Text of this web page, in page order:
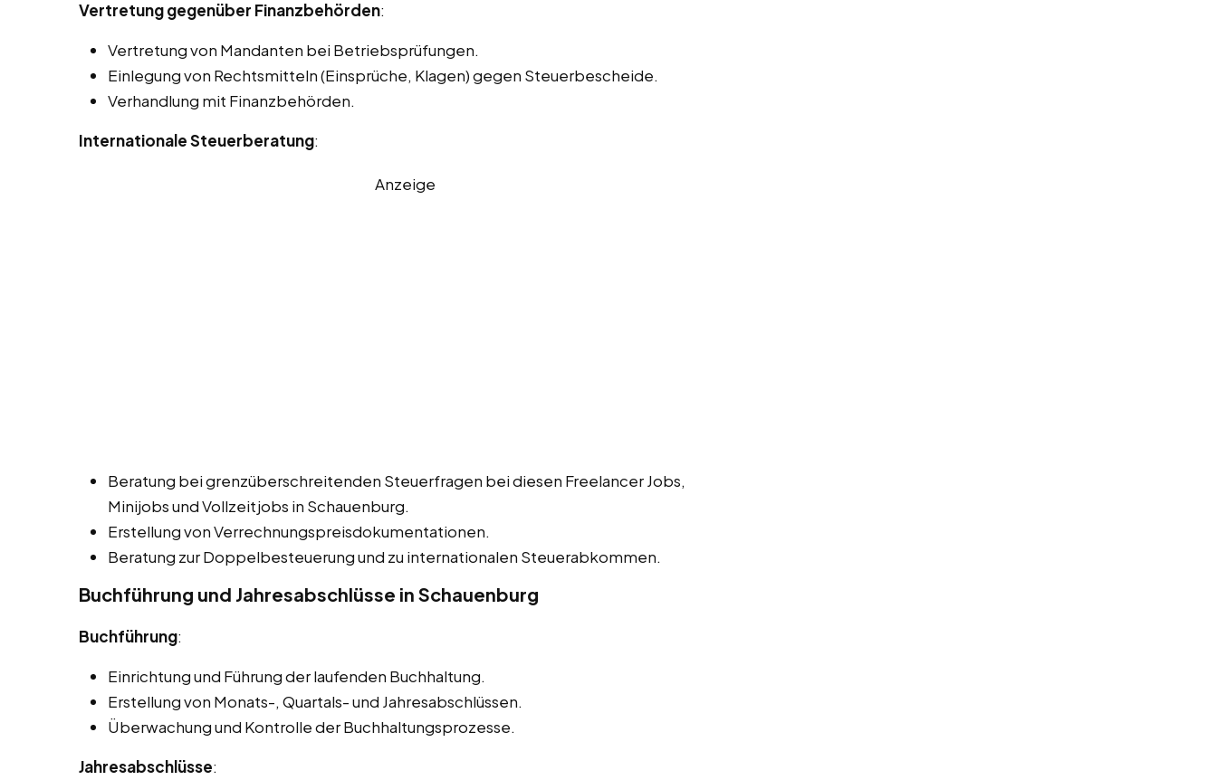
Vertretung gegenüber Finanzbehörden:
Vertretung von Mandanten bei Betriebsprüfungen.
Einlegung von Rechtsmitteln (Einsprüche, Klagen) gegen Steuerbescheide.
Verhandlung mit Finanzbehörden.
Internationale Steuerberatung:
Anzeige
Beratung bei grenzüberschreitenden Steuerfragen bei diesen Freelancer Jobs,
Minijobs und Vollzeitjobs in Schauenburg.
Erstellung von Verrechnungspreisdokumentationen.
Beratung zur Doppelbesteuerung und zu internationalen Steuerabkommen.
Buchführung und Jahresabschlüsse in Schauenburg
Buchführung:
Einrichtung und Führung der laufenden Buchhaltung.
Erstellung von Monats-, Quartals- und Jahresabschlüssen.
Überwachung und Kontrolle der Buchhaltungsprozesse.
Jahresabschlüsse: